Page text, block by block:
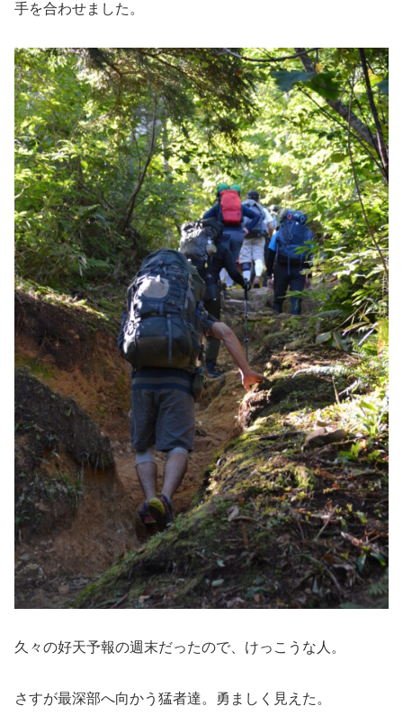
手を合わせました。
久々の好天予報の週末だったので、けっこうな人。
さすが最深部へ向かう猛者達。勇ましく見えた。